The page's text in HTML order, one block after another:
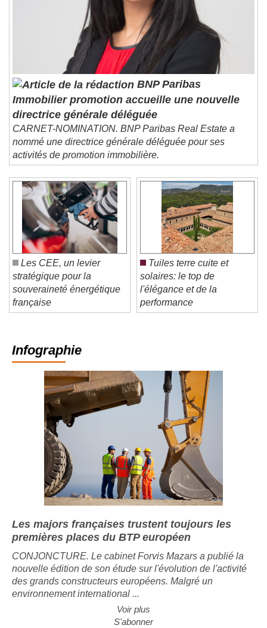
BNP Paribas
Immobilier promotion accueille une nouvelle
directrice générale déléguée
CARNET-NOMINATION. BNP Paribas Real Estate a
nommé une directrice générale déléguée pour ses
activités de promotion immobilière.
Les CEE, un levier
stratégique pour la
souveraineté énergétique
française
Tuiles terre cuite et
solaires: le top de
l'élégance et de la
performance
Infographie
Les majors françaises trustent toujours les
premières places du BTP européen
CONJONCTURE. Le cabinet Forvis Mazars a publié la
nouvelle édition de son étude sur l'évolution de l'activité
des grands constructeurs européens. Malgré un
Voir plus